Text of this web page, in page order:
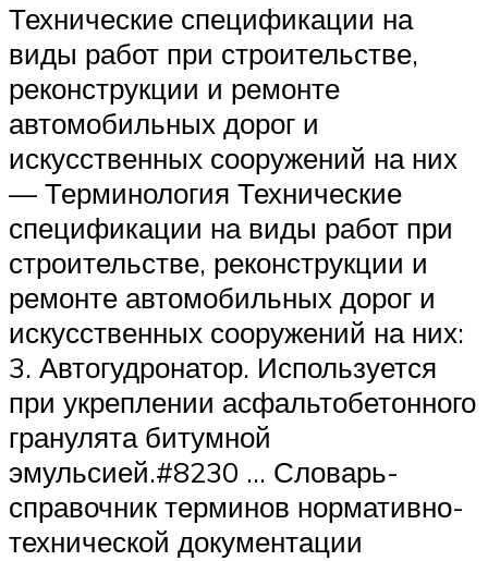
Технические спецификации на
виды работ при строительстве,
реконструкции и ремонте
автомобильных дорог и
искусственных сооружений на них
— Терминология Технические
спецификации на виды работ при
строительстве, реконструкции и
ремонте автомобильных дорог и
искусственных сооружений на них:
3. Автогудронатор. Используется
при укреплении асфальтобетонного
гранулята битумной
эмульсией.#8230 … Словарь-
справочник терминов нормативно-
технической документации